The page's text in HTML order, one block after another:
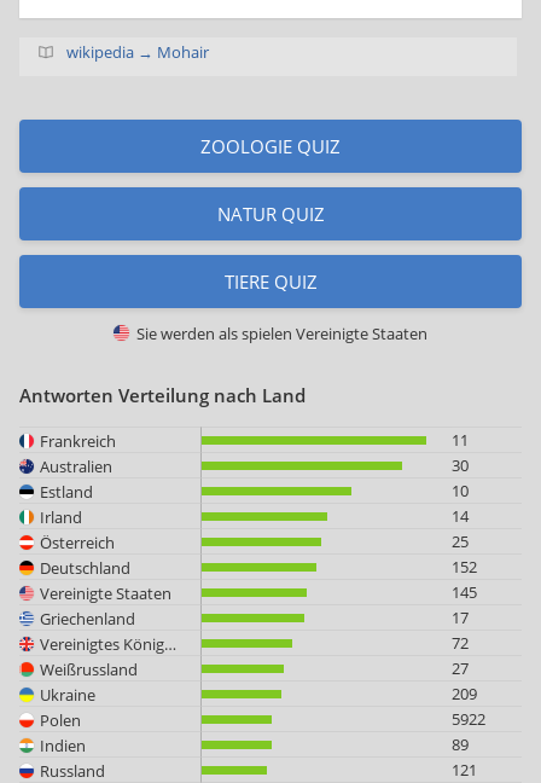
wikipedia → Mohair
ZOOLOGIE QUIZ
NATUR QUIZ
TIERE QUIZ
Sie werden als spielen Vereinigte Staaten
Antworten Verteilung nach Land
Frankreich
11
Australien
30
Estland
10
Irland
14
Österreich
25
Deutschland
152
Vereinigte Staaten
145
Griechenland
17
Vereinigtes Königreich
72
Weißrussland
27
Ukraine
209
Polen
5922
Indien
89
Russland
121